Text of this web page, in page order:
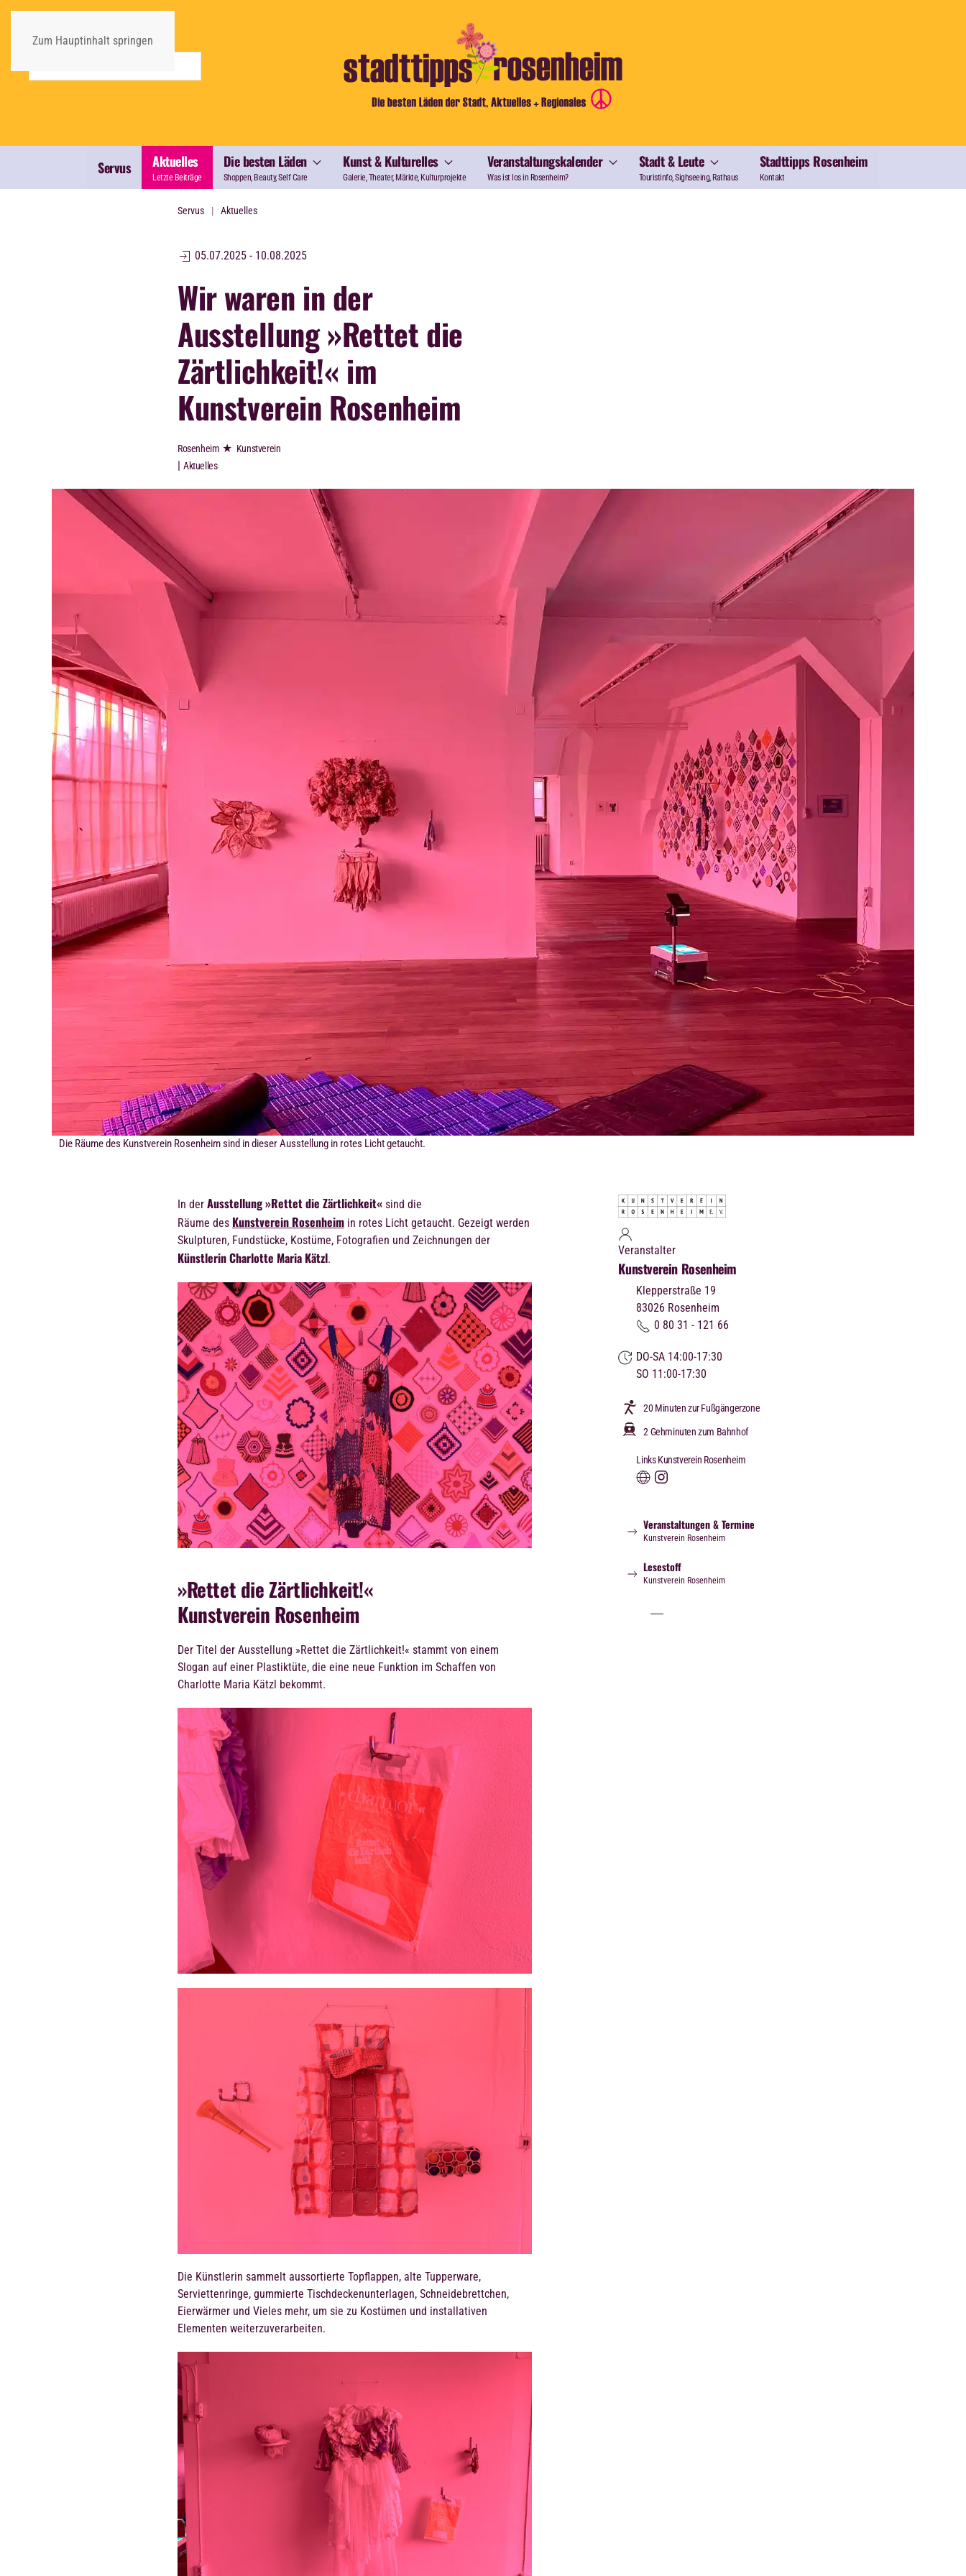
Zum Hauptinhalt springen
Servus Aktuelles
Letzte Beiträge
Die besten Läden
Shoppen, Beauty, Self Care
Kunst & Kulturelles
Galerie, Theater, Märkte, Kulturprojekte
Veranstaltungskalender
Was ist los in Rosenheim?
Stadt & Leute
Touristinfo, Sighseeing, Rathaus
Stadttipps Rosenheim
Kontakt
Servus Aktuelles
05.07.2025 - 10.08.2025
Wir waren in der
Ausstellung »Rettet die
Zärtlichkeit!« im
Kunstverein Rosenheim
Rosenheim ★ Kunstverein
| Aktuelles
Die Räume des Kunstverein Rosenheim sind in dieser Ausstellung in rotes Licht getaucht.
In der Ausstellung»Rettet die Zärtlichkeit« sind die
Räume des Kunstverein Rosenheim in rotes Licht getaucht. Gezeigt werden
Skulpturen, Fundstücke, Kostüme, Fotografien und Zeichnungen der
Künstlerin Charlotte Maria Kätzl.
»Rettet die Zärtlichkeit!«
Kunstverein Rosenheim
Der Titel der Ausstellung »Rettet die Zärtlichkeit!« stammt von einem
Slogan auf einer Plastiktüte, die eine neue Funktion im Schaffen von
Charlotte Maria Kätzl bekommt.
Die Künstlerin sammelt aussortierte Topflappen, alte Tupperware,
Serviettenringe, gummierte Tischdeckenunterlagen, Schneidebrettchen,
Eierwärmer und Vieles mehr, um sie zu Kostümen und installativen
Elementen weiterzuverarbeiten.
Veranstalter
Kunstverein Rosenheim
Klepperstraße 19
83026 Rosenheim
0 80 31 - 121 66
DO-SA 14:00-17:30
SO 11:00-17:30
20 Minuten zur Fußgängerzone
2 Gehminuten zum Bahnhof
Links Kunstverein Rosenheim
Veranstaltungen & Termine
Kunstverein Rosenheim
Lesestoff
Kunstverein Rosenheim